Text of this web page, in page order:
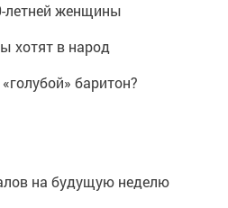
летней женщины
хотят в народ
баритон?
на будущую неделю